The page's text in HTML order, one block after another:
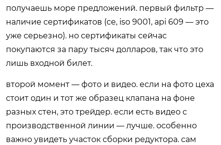
получаешь море предложений. первый фильтр —
наличие сертификатов (ce, iso 9001, api 609 — это
уже серьезно). но сертификаты сейчас
покупаются за пару тысяч долларов, так что это
лишь входной билет.
второй момент — фото и видео. если на фото цеха
стоит один и тот же образец клапана на фоне
разных стен, это трейдер. если есть видео с
производственной линии — лучше. особенно
важно увидеть участок сборки редуктора. сам